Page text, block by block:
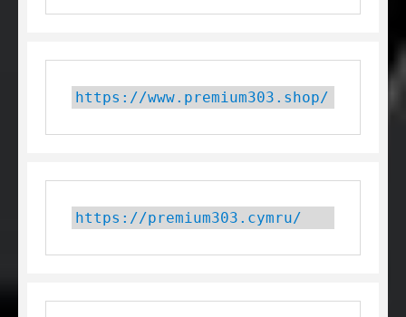
https://www.premium303.shop/
https://premium303.cymru/